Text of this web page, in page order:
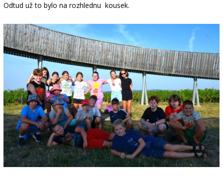
Odtud už to bylo na rozhlednu kousek.